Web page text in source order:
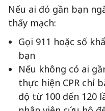
Nếu ai đó gần bạn
thấy mạch:
Gọi 911 hoặc số
bạn
Nếu không có ai
thực hiện CPR chỉ
độ từ 100 đến 120